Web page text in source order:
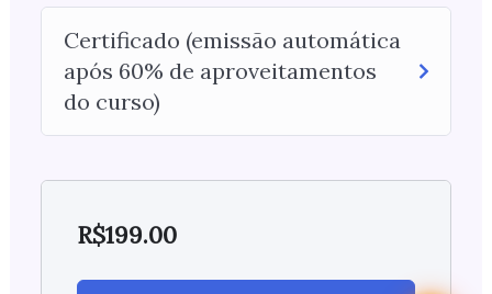
Certificado (emissão automática
após 60% de aproveitamentos
do curso)
R$199.00